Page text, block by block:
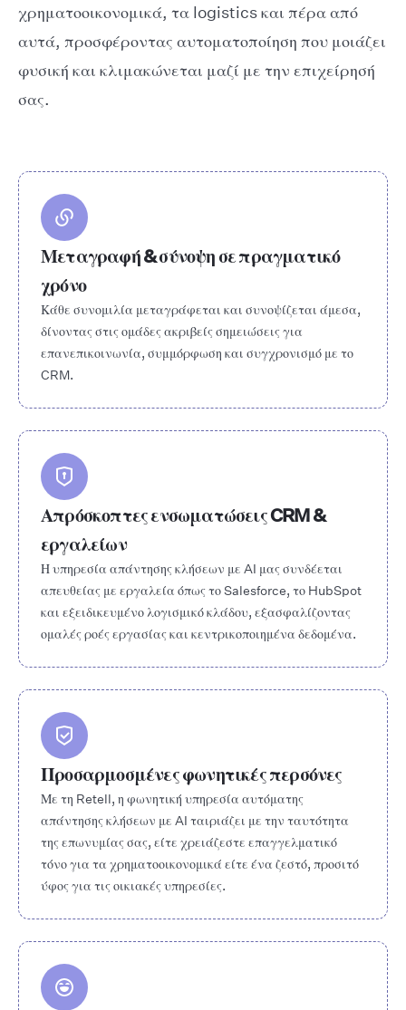
χρηματοοικονομικά, τα logistics και πέρα από
αυτά, προσφέροντας αυτοματοποίηση που μοιάζει
φυσική και κλιμακώνεται μαζί με την επιχείρησή
σας.
Μεταγραφή & σύνοψη σε πραγματικό
χρόνο
Κάθε συνομιλία μεταγράφεται και συνοψίζεται άμεσα,
δίνοντας στις ομάδες ακριβείς σημειώσεις για
επανεπικοινωνία, συμμόρφωση και συγχρονισμό με το
CRM.
Απρόσκοπτες ενσωματώσεις CRM &
εργαλείων
Η υπηρεσία απάντησης κλήσεων με AI μας συνδέεται
απευθείας με εργαλεία όπως το Salesforce, το HubSpot
και εξειδικευμένο λογισμικό κλάδου, εξασφαλίζοντας
ομαλές ροές εργασίας και κεντρικοποιημένα δεδομένα.
Προσαρμοσμένες φωνητικές περσόνες
Με τη Retell, η φωνητική υπηρεσία αυτόματης
απάντησης κλήσεων με AI ταιριάζει με την ταυτότητα
της επωνυμίας σας, είτε χρειάζεστε επαγγελματικό
τόνο για τα χρηματοοικονομικά είτε ένα ζεστό, προσιτό
ύφος για τις οικιακές υπηρεσίες.